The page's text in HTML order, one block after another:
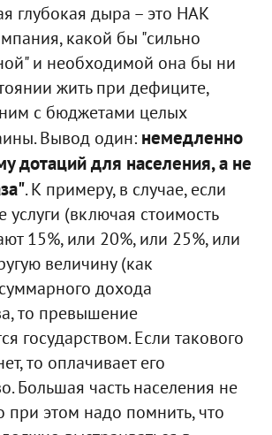
глубокая дыра – это НАК
какой бы "сильно
и необходимой она бы ни
жить при дефиците,
с бюджетами целых
Вывод один: немедленно
дотаций для населения, а не
. К примеру, в случае, если
(включая стоимость
15%, или 20%, или 25%, или
величину (как
дохода
то превышение
государством. Если такового
то оплачивает его
Большая часть населения не
при этом надо помнить, что